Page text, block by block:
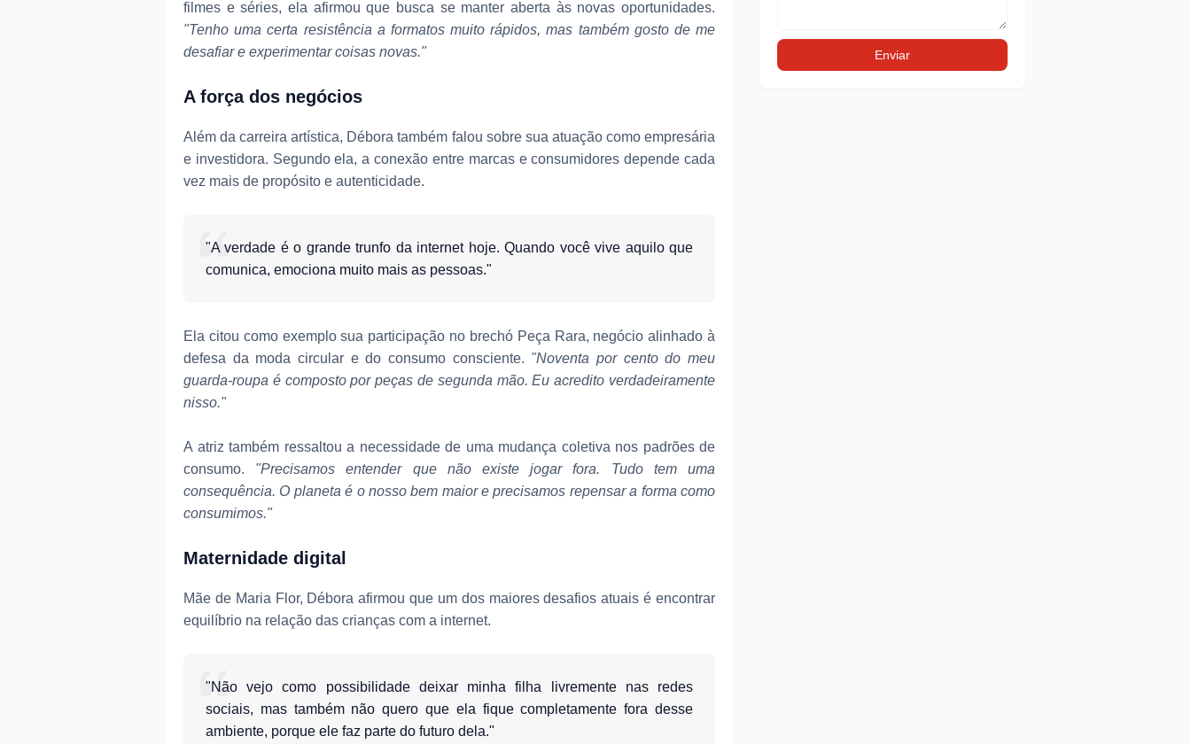
filmes e séries, ela afirmou que busca se manter aberta às novas oportunidades.
"Tenho uma certa resistência a formatos muito rápidos, mas também gosto de me
desafiar e experimentar coisas novas."
A força dos negócios
Além da carreira artística, Débora também falou sobre sua atuação como empresária
e investidora. Segundo ela, a conexão entre marcas e consumidores depende cada
vez mais de propósito e autenticidade.
"A verdade é o grande trunfo da internet hoje. Quando você vive aquilo que
comunica, emociona muito mais as pessoas."
Ela citou como exemplo sua participação no brechó Peça Rara, negócio alinhado à
defesa da moda circular e do consumo consciente. "Noventa por cento do meu
guarda-roupa é composto por peças de segunda mão. Eu acredito verdadeiramente
nisso."
A atriz também ressaltou a necessidade de uma mudança coletiva nos padrões de
consumo. "Precisamos entender que não existe jogar fora. Tudo tem uma
consequência. O planeta é o nosso bem maior e precisamos repensar a forma como
consumimos."
Maternidade digital
Mãe de Maria Flor, Débora afirmou que um dos maiores desafios atuais é encontrar
equilíbrio na relação das crianças com a internet.
"Não vejo como possibilidade deixar minha filha livremente nas redes
sociais, mas também não quero que ela fique completamente fora desse
ambiente, porque ele faz parte do futuro dela."